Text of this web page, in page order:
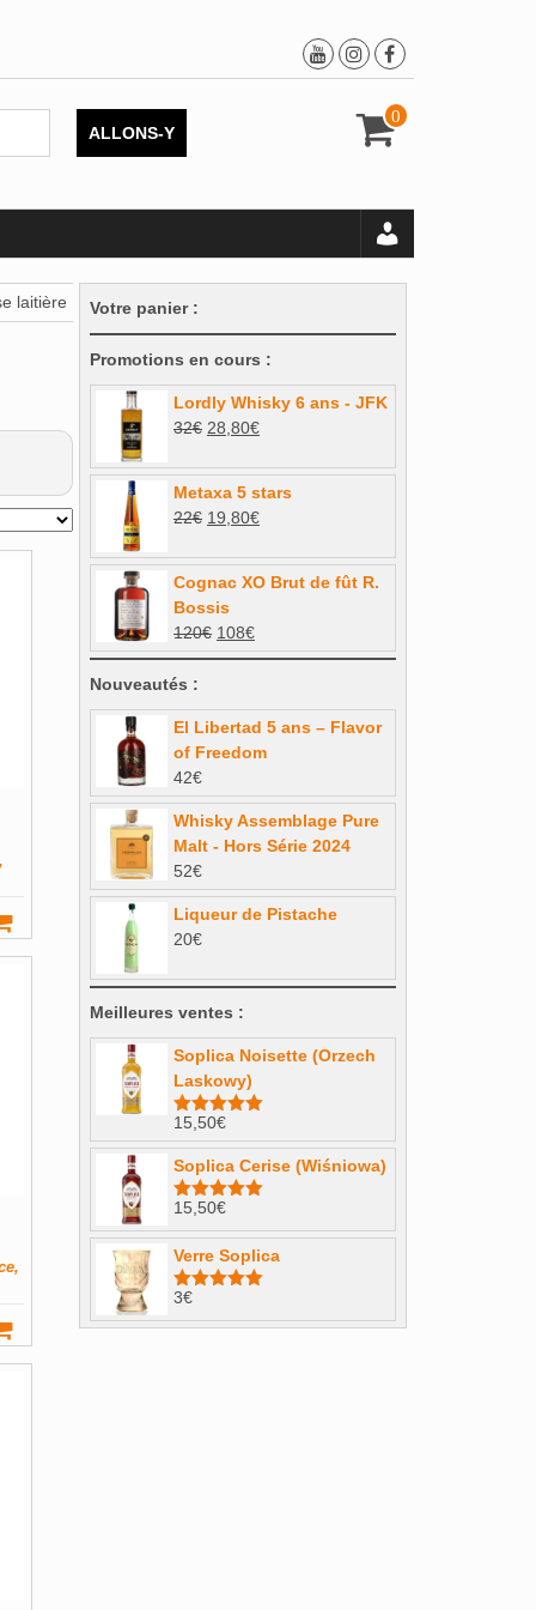
0
ALLONS-Y
laitière Votre panier :
Promotions en cours :
Lordly Whisky 6 ans - JFK
32€ Le
initial
était :
32€.
28,80€Le
actuel
est :
28,80€.
Metaxa 5 stars
22€ Le
initial
était :
22€.
19,80€Le
actuel
est :
Cognac XO Brut de fût R.
Bossis
120€ Le
prix
était :
120€.
108€Le
prix
est :
108€.
Nouveautés :
El Libertad 5 ans – Flavor
of Freedom
42€
Whisky Assemblage Pure
Malt - Hors Série 2024
52€
Liqueur de Pistache
20€
Meilleures ventes :
Soplica Noisette (Orzech
Laskowy)
Note4.98
sur 5
15,50€
Soplica Cerise (Wiśniowa)
Note5.00
sur 5
15,50€
Verre Soplica
Note
sur 5
3€